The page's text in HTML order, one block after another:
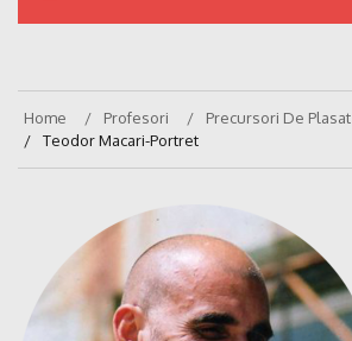
Home Profesori Precursori De Plasat
Teodor Macari-Portret